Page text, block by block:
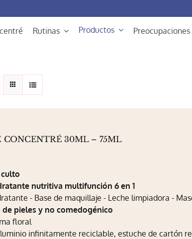
Rutinas Productos Preocupaciones
CONCENTRÉ 30ML – 75ML
nutritiva multifunción 6 en 1
- Base de maquillaje - Leche limpiadora -
pieles y no comedogénico
floral
infinitamente reciclable, estuche de cartón